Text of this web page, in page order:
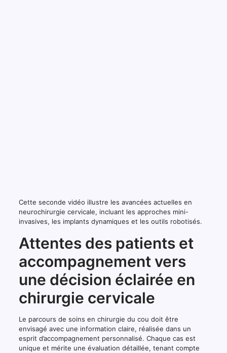
Cette seconde vidéo illustre les avancées actuelles en
neurochirurgie cervicale, incluant les approches mini-
invasives, les implants dynamiques et les outils robotisés.
Attentes des patients et
accompagnement vers
une décision éclairée en
chirurgie cervicale
Le parcours de soins en chirurgie du cou doit être
envisagé avec une information claire, réalisée dans un
esprit d’accompagnement personnalisé. Chaque cas est
unique et mérite une évaluation détaillée, tenant compte